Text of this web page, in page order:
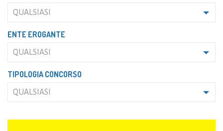
QUALSIASI
ENTE EROGANTE
QUALSIASI
TIPOLOGIA CONCORSO
QUALSIASI